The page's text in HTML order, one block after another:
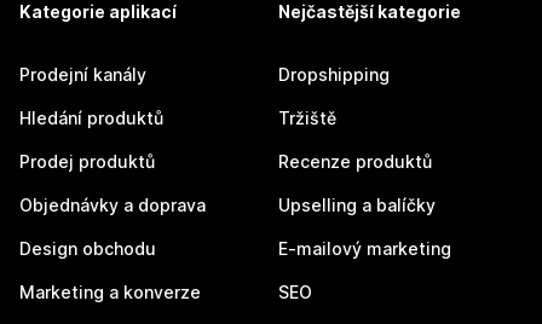
Kategorie aplikací
Prodejní kanály
Hledání produktů
Prodej produktů
Objednávky a doprava
Design obchodu
Marketing a konverze
Nejčastější kategorie
Dropshipping
Tržiště
Recenze produktů
Upselling a balíčky
E-mailový marketing
SEO